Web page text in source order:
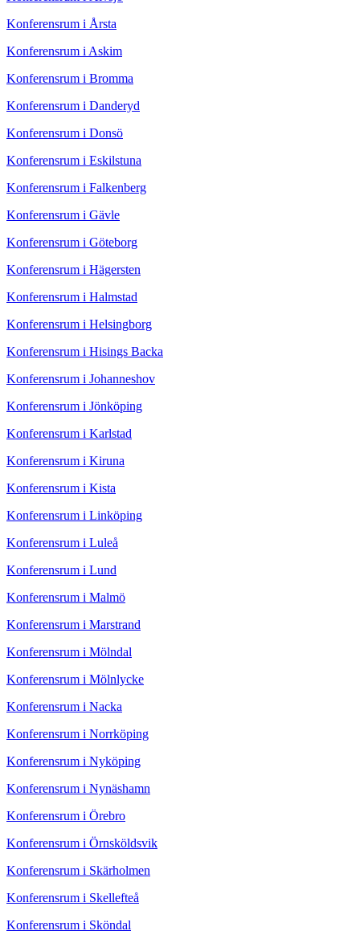
Konferensrum i Årsta
Konferensrum i Askim
Konferensrum i Bromma
Konferensrum i Danderyd
Konferensrum i Donsö
Konferensrum i Eskilstuna
Konferensrum i Falkenberg
Konferensrum i Gävle
Konferensrum i Göteborg
Konferensrum i Hägersten
Konferensrum i Halmstad
Konferensrum i Helsingborg
Konferensrum i Hisings Backa
Konferensrum i Johanneshov
Konferensrum i Jönköping
Konferensrum i Karlstad
Konferensrum i Kiruna
Konferensrum i Kista
Konferensrum i Linköping
Konferensrum i Luleå
Konferensrum i Lund
Konferensrum i Malmö
Konferensrum i Marstrand
Konferensrum i Mölndal
Konferensrum i Mölnlycke
Konferensrum i Nacka
Konferensrum i Norrköping
Konferensrum i Nyköping
Konferensrum i Nynäshamn
Konferensrum i Örebro
Konferensrum i Örnsköldsvik
Konferensrum i Skärholmen
Konferensrum i Skellefteå
Konferensrum i Sköndal